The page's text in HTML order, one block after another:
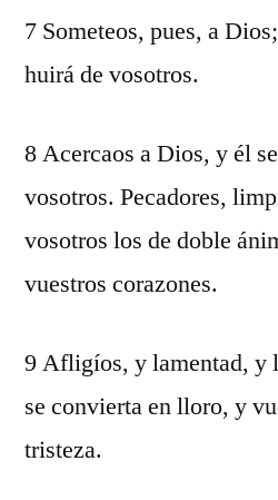
7 Someteos, pues, a
huirá de vosotros.
8 Acercaos a Dios, y él
vosotros. Pecadores,
vosotros los de doble
vuestros corazones.
9 Afligíos, y lamentad, y
se convierta en lloro, y
tristeza.